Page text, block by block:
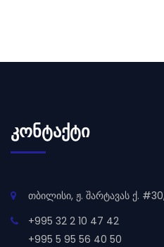
ᲙᲝᲜᲢᲐᲥᲢᲘ
თბილისი, ჟ. შარტავას ქ.
+995 32 2 10 47 42
+995 5 95 56 40 50